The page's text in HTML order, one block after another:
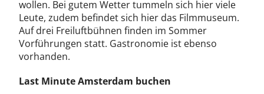
wollen. Bei gutem Wetter tummeln sich hier viele
Leute, zudem befindet sich hier das Filmmuseum.
Auf drei Freiluftbühnen finden im Sommer
Vorführungen statt. Gastronomie ist ebenso
vorhanden.
Last Minute Amsterdam buchen